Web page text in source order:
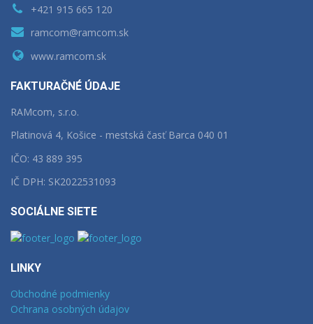
+421 915 665 120
ramcom@ramcom.sk
www.ramcom.sk
FAKTURAČNÉ ÚDAJE
RAMcom, s.r.o.
Platinová 4, Košice - mestská časť Barca 040 01
IČO: 43 889 395
IČ DPH: SK2022531093
SOCIÁLNE SIETE
LINKY
Obchodné podmienky
Ochrana osobných údajov